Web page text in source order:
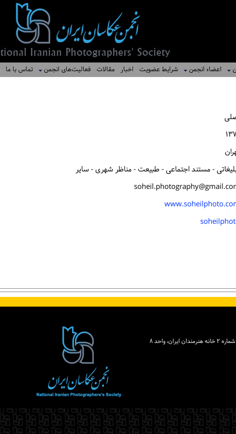
اعضاء انجمن شرایط عضویت اخبار مقالات فعالیت‌های انجمن تماس با ما
- مستند اجتماعی - طبیعت - مناظر شهری - سایر